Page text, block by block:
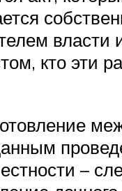
власти
кто эти
–